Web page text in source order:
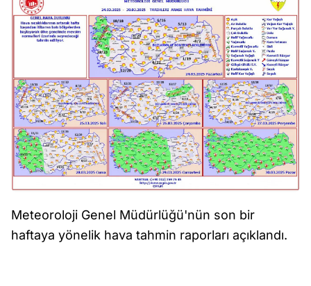
Meteoroloji Genel Müdürlüğü'nün son bir
haftaya yönelik hava tahmin raporları açıklandı.